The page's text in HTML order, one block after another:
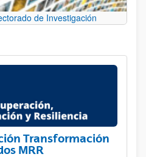
de Investigación
Transformación
MRR